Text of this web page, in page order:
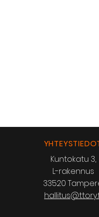
Kuntokatu 3,
L-rakennus
33520